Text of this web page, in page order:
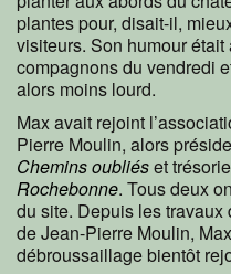
plantes pour, disait-il,
visiteurs. Son humour
compagnons du vendredi
alors moins lourd.
Max avait rejoint
Pierre Moulin, alors
Chemins oubliéset
Rochebonne. Tous deux
du site. Depuis les
de Jean-Pierre Moulin,
débroussaillage bientôt